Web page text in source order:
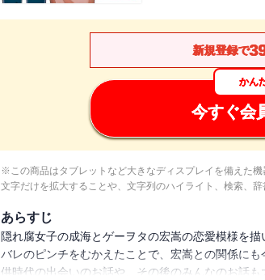
新規登録で
かん
今すぐ会
※この商品はタブレットなど大きなディスプレイを備えた機
文字だけを拡大することや、文字列のハイライト、検索、
あらすじ
隠れ腐女子の成海とゲーヲタの宏嵩の恋愛模様を
バレのピンチをむかえたことで、宏嵩との関係に
供時代の出会いのお話や、その後のみんなのお話